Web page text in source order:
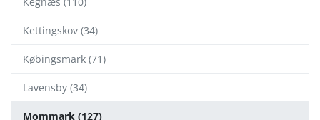
Kettingskov (34)
Købingsmark (71)
Lavensby (34)
Mommark (127)